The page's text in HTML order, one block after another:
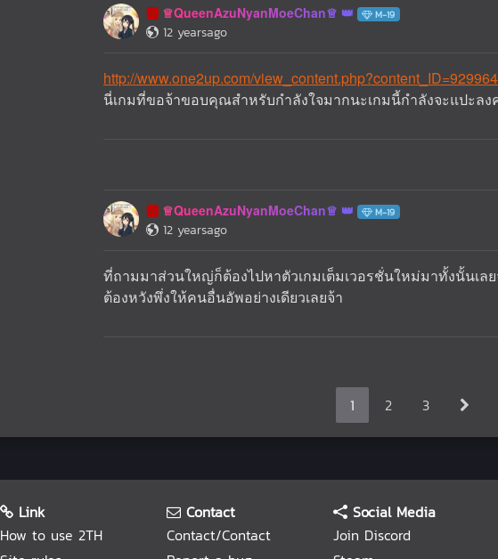
🅰️ ♕QueenAzuNyanMoeChan♕ M-19
12 yearsago
http://www.one2up.com/view_content.php?content_ID=929964
นี่เกมที่ขอจ้าขอบคุณสำหรับกำลังใจมากนะเกมนี้กำลังจะแปะลง
🅰️ ♕QueenAzuNyanMoeChan♕ M-19
12 yearsago
ที่ถามมาส่วนใหญ่ก็ต้องไปหาตัวเกมเต็มเวอรชั่นใหม่มาทั้งนั้นเ
ต้องหวังพึ่งให้คนอื่นอัพอย่างเดียวเลยจ้า
1 2 3
Link
How to use 2TH
Contact
Contact/Contact
Social Media
Join Discord